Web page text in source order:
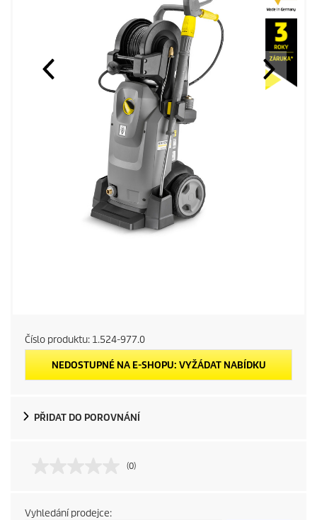
Číslo produktu: 1.524-977.0
NEDOSTUPNÉ NA E-SHOPU: VYŽÁDAT NABÍDKU
PŘIDAT DO POROVNÁNÍ
(0)
Vyhledání prodejce: